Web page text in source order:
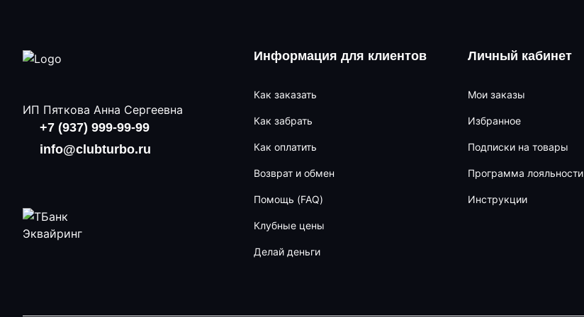
ИП Пяткова Анна Сергеевна
+7 (937) 999-99-99
info@clubturbo.ru
Информация для клиентов
Как заказать
Как забрать
Как оплатить
Возврат и обмен
Помощь (FAQ)
Клубные цены
Делай деньги
Личный кабинет
Мои заказы
Избранное
Подписки на товары
Программа лояльности
Инструкции